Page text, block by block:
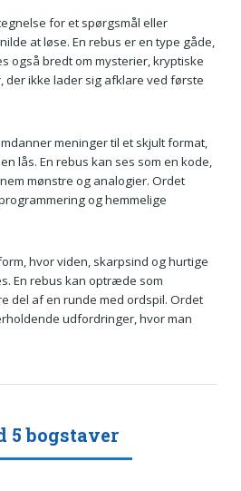
for et spørgsmål eller
at løse. En rebus er en type gåde,
også bredt om mysterier, kryptiske
der ikke lader sig afklare ved første
meninger til et skjult format,
lås. En rebus kan ses som en kode,
mønstre og analogier. Ordet
og hemmelige
hvor viden, skarpsind og hurtige
En rebus kan optræde som
del af en runde med ordspil. Ordet
udfordringer, hvor man
5 bogstaver